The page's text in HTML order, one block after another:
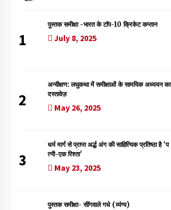
1
पुस्तक समीक्षा -भारत के टॉप-10 क्रिकेट कप्तान
July 8, 2025
2
अन्वीक्षण: लघुकथा में समीक्षाओं के सामयिक अध्ययन का
दस्तावेज़
May 26, 2025
3
धर्म मार्ग से प्राप्त अर्द्ध अंग की साहित्यिक प्रतिष्ठा है ‘प
त्नी-एक रिश्ता’
May 23, 2025
पुस्तक समीक्षा- सींगवाले गधे (व्यंग्य)